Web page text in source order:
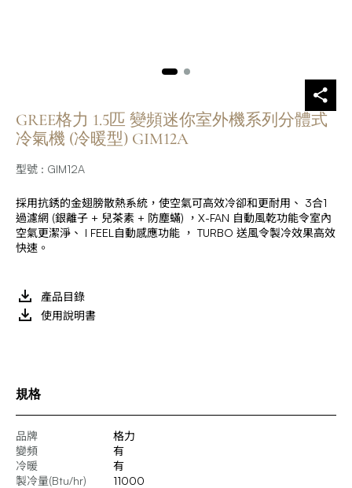
GREE格力 1.5匹 變頻迷你室外機系列分體式
冷氣機 (冷暖型) GIM12A
型號 : GIM12A
採用抗銹的金翅膀散熱系統，使空氣可高效冷卻和更耐用、 3合1
過濾網 (銀離子 + 兒茶素 + 防塵蟎) ，X-FAN 自動風乾功能令室內
空氣更潔淨、 I FEEL自動感應功能 ， TURBO 送風令製冷效果高效
快速。
產品目錄
使用說明書
規格
品牌
格力
變頻
有
冷暖
有
製冷量(Btu/hr)
11000